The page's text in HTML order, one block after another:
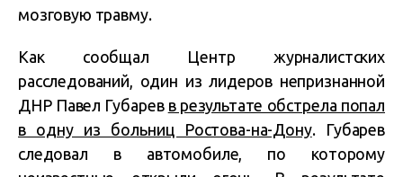
мозговую травму.
Как сообщал Центр журналистских
расследований, один из лидеров непризнанной
ДНР Павел Губарев в результате обстрела попал
в одну из больниц Ростова-на-Дону. Губарев
следовал в автомобиле, по которому